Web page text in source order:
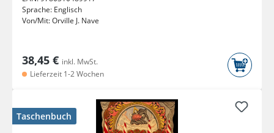
Sprache: Englisch
Von/Mit:Orville J. Nave
38,45 € inkl. MwSt.
Lieferzeit 1-2 Wochen
Taschenbuch